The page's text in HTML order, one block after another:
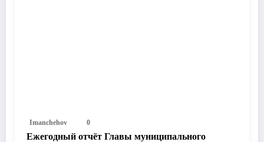
Imanchehov 0
Ежегодный отчёт Главы муниципального